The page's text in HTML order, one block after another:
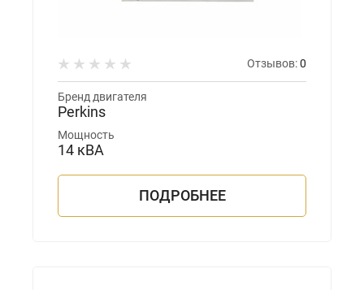
Отзывов:0
Бренд двигателя
Perkins
Мощность
14 кВА
ПОДРОБНЕЕ